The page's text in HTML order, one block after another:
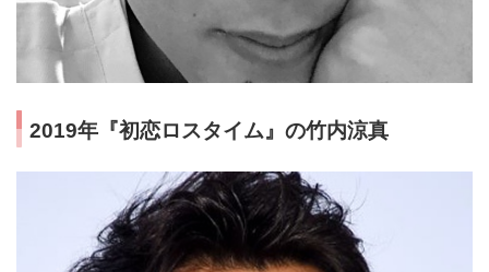
2019年『初恋ロスタイム』の竹内涼真